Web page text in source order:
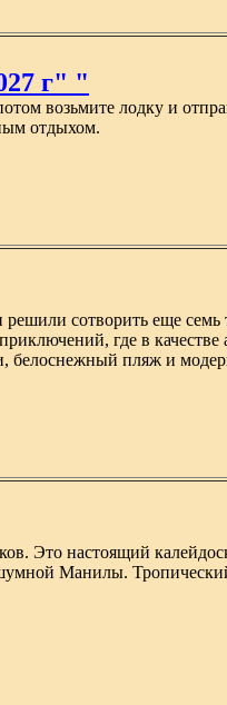
г" "
возьмите лодку и
отдыхом.
решили сотворить еще
где в качестве
белоснежный пляж и
Это настоящий
шумной Манилы.